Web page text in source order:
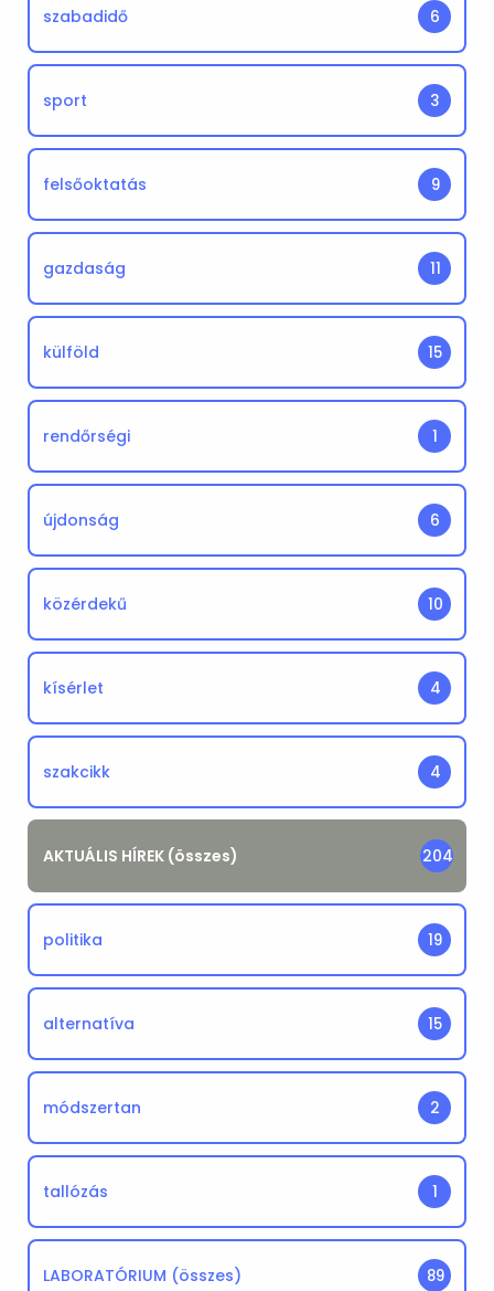
szabadidő 6
sport 3
felsőoktatás 9
gazdaság 11
külföld 15
rendőrségi 1
újdonság 6
közérdekű 10
kísérlet 4
szakcikk 4
AKTUÁLIS HÍREK (összes) 204
politika 19
alternatíva 15
módszertan 2
tallózás 1
LABORATÓRIUM (összes) 89